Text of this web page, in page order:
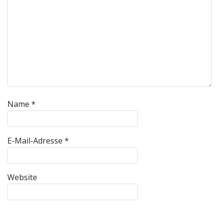
Name *
E-Mail-Adresse *
Website